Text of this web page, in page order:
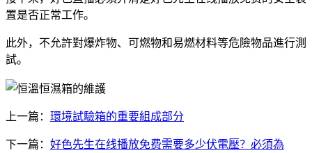
置是否正常工作。
此外，不允許對爆炸物、可燃物和易燃材料等危險物品進行測
試。
上一篇： 環境試驗箱的重要組成部分
下一篇： 好色先生在线播放免费需要多少伏電壓？必須為